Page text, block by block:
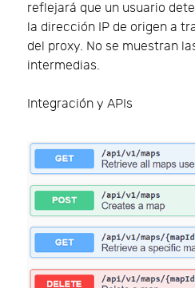
reflejará que un usuario
la dirección IP de origen a
del proxy. No se muestran
intermedias.
Integración y APIs